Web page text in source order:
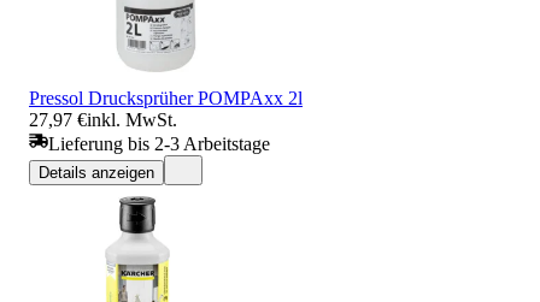
Pressol Drucksprüher POMPAxx 2l
27,97 €inkl. MwSt.
Lieferung bis 2-3 Arbeitstage
Details anzeigen